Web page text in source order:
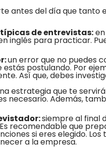
antes del día que tanto
de entrevistas:
inglés para practicar.
un error que no puedes
postulando. Por
Así que, debes
estrategia que te
necesario. Además,
siempre al final
recomendable que
si eres elegido.
a la empresa.